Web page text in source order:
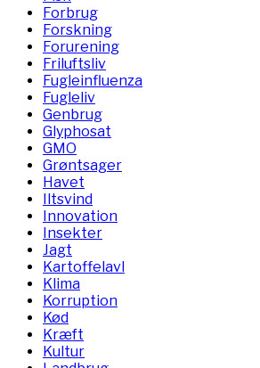
Forbrug
Forskning
Forurening
Friluftsliv
Fugleinfluenza
Fugleliv
Genbrug
Glyphosat
GMO
Grøntsager
Havet
Iltsvind
Innovation
Insekter
Jagt
Kartoffelavl
Klima
Korruption
Kød
Kræft
Kultur